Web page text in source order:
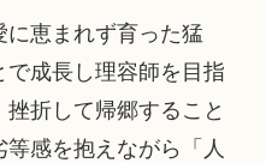
恵まれず育った猛
成長し理容師を目指
折して帰郷すること
感を抱えながら「人